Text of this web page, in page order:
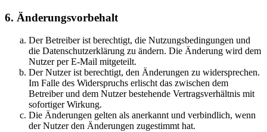
6. Änderungsvorbehalt
Der Betreiber ist berechtigt, die Nutzungsbedingungen und
die Datenschutzerklärung zu ändern. Die Änderung wird dem
Nutzer per E-Mail mitgeteilt.
Der Nutzer ist berechtigt, den Änderungen zu widersprechen.
Im Falle des Widerspruchs erlischt das zwischen dem
Betreiber und dem Nutzer bestehende Vertragsverhältnis mit
sofortiger Wirkung.
Die Änderungen gelten als anerkannt und verbindlich, wenn
der Nutzer den Änderungen zugestimmt hat.